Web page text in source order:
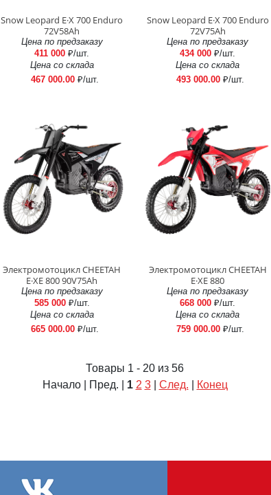
Snow Leopard E·X 700 Enduro
72V58Ah
Цена по предзаказу
411 000₽/шт.
Цена со склада
467 000.00 ₽/шт.
Snow Leopard E·X 700 Enduro
72V75Ah
Цена по предзаказу
434 000₽/шт.
Цена со склада
493 000.00₽/шт.
Электромотоцикл CHEETAH
E·XE 800 90V75Ah
Цена по предзаказу
585 000 ₽/шт.
Цена со склада
665 000.00 ₽/шт.
Электромотоцикл CHEETAH
E·XE 880
Цена по предзаказу
668 000₽/шт.
Цена со склада
759 000.00₽/шт.
Товары 1 - 20 из 56
Начало | Пред. | 1 2 3| След. Конец